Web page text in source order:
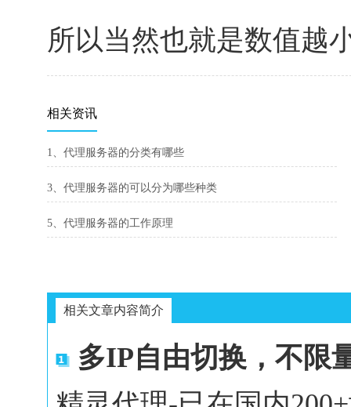
所以当然也就是数值越
相关资讯
1、代理服务器的分类有哪些
3、代理服务器的可以分为哪些种类
5、代理服务器的工作原理
相关文章内容简介
多IP自由切换，不限